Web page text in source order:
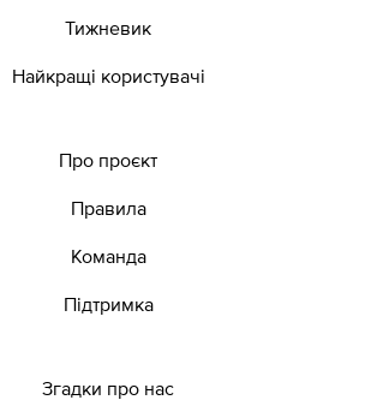
Тижневик
Найкращі користувачі
Про проєкт
Правила
Команда
Підтримка
Згадки про нас